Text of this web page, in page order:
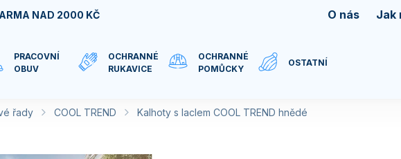
NAD 2000 KČ O nás Jak
PRACOVNÍ
OBUV
OCHRANNÉ
RUKAVICE
OCHRANNÉ
POMŮCKY
OSTATNÍ
řady COOL TREND Kalhoty s laclem COOL TREND hnědé